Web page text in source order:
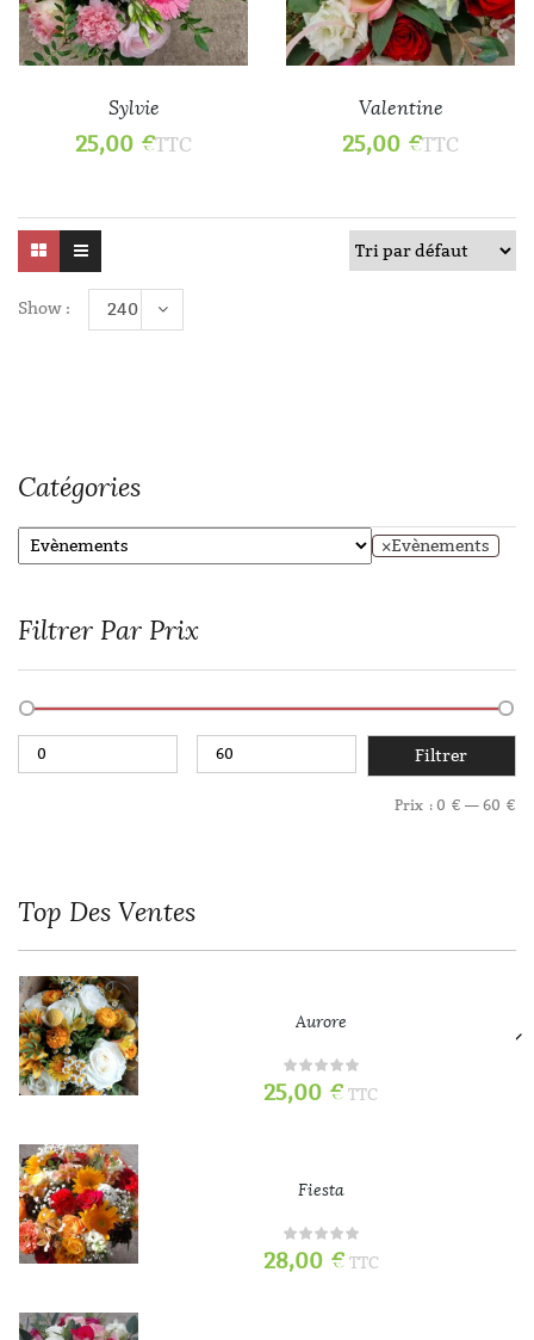
Sylvie
25,00 €TTC
Valentine
25,00 €TTC
Show : 240
Catégories
×Evènements
Filtrer Par Prix
Filtrer
Prix : 0 € — 60 €
Top Des Ventes
Aurore
25,00 € TTC
Fiesta
28,00 € TTC